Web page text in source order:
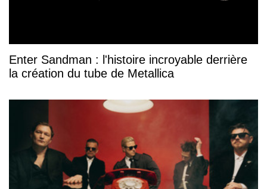
Enter Sandman : l'histoire incroyable derrière
la création du tube de Metallica